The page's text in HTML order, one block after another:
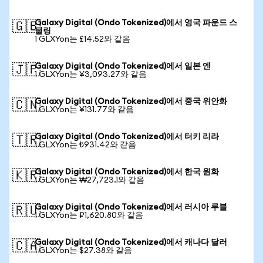
🇬🇧Galaxy Digital (Ondo Tokenized)에서 영국 파운드 스
털링
1 GLXYon는 £14.52와 같음
🇯🇵Galaxy Digital (Ondo Tokenized)에서 일본 엔
1 GLXYon는 ¥3,093.27와 같음
🇨🇳Galaxy Digital (Ondo Tokenized)에서 중국 위안화
1 GLXYon는 ¥131.77와 같음
🇹🇷Galaxy Digital (Ondo Tokenized)에서 터키 리라
1 GLXYon는 ₺931.42와 같음
🇰🇷Galaxy Digital (Ondo Tokenized)에서 한국 원화
1 GLXYon는 ₩27,723.1와 같음
🇷🇺Galaxy Digital (Ondo Tokenized)에서 러시아 루블
1 GLXYon는 ₽1,620.80와 같음
🇨🇦Galaxy Digital (Ondo Tokenized)에서 캐나다 달러
1 GLXYon는 $27.38와 같음